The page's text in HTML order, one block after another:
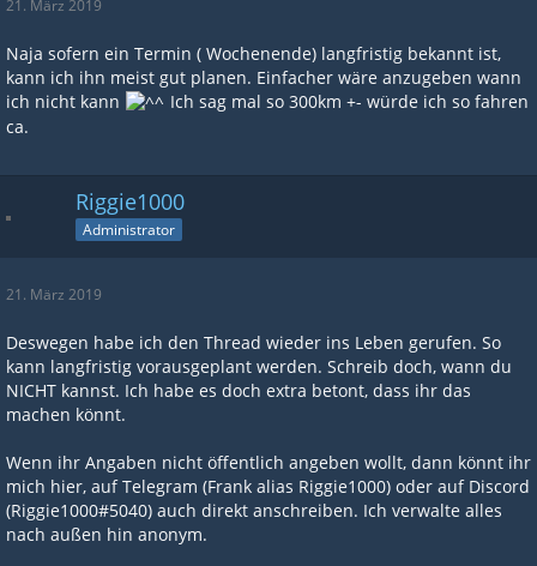
21. März 2019
Naja sofern ein Termin ( Wochenende) langfristig bekannt ist,
kann ich ihn meist gut planen. Einfacher wäre anzugeben wann
ich nicht kann
Ich sag mal so 300km +- würde ich so fahren
ca.
Riggie1000
Administrator
21. März 2019
Deswegen habe ich den Thread wieder ins Leben gerufen. So
kann langfristig vorausgeplant werden. Schreib doch, wann du
NICHT kannst. Ich habe es doch extra betont, dass ihr das
machen könnt.
Wenn ihr Angaben nicht öffentlich angeben wollt, dann könnt ihr
mich hier, auf Telegram (Frank alias Riggie1000) oder auf Discord
(Riggie1000#5040) auch direkt anschreiben. Ich verwalte alles
nach außen hin anonym.